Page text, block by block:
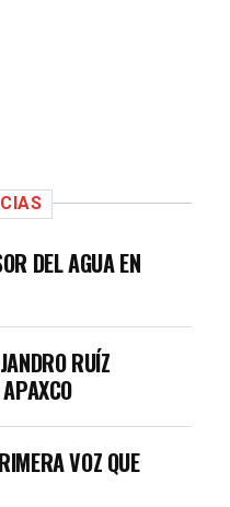
DEL AGUA EN
RUÍZ
VOZ QUE